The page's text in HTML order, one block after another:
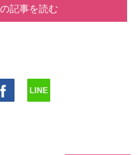
記事を読む